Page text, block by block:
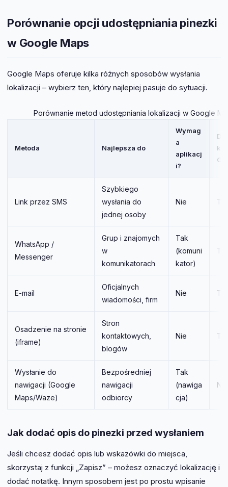
Porównanie opcji udostępniania pinezki
w Google Maps
Google Maps oferuje kilka różnych sposobów wysłania
lokalizacji – wybierz ten, który najlepiej pasuje do sytuacji.
Porównanie metod udostępniania lokalizacji w Google
Metoda Najlepsza do
Wymag
a
aplikacj
i?
Link przez SMS
Szybkiego
wysłania do
jednej osoby
Nie
WhatsApp /
Messenger
Grup i znajomych
w
komunikatorach
Tak
(komuni
kator)
E-mail
Oficjalnych
wiadomości, firm
Nie
Osadzenie na stronie
(iframe)
Stron
kontaktowych,
blogów
Nie
Wysłanie do
nawigacji (Google
Maps/Waze)
Bezpośredniej
nawigacji
odbiorcy
Tak
(nawiga
cja)
Nie
Jak dodać opis do pinezki przed wysłaniem
Jeśli chcesz dodać opis lub wskazówki do miejsca,
skorzystaj z funkcji „Zapisz” – możesz oznaczyć lokalizację i
dodać notatkę. Innym sposobem jest po prostu wpisanie